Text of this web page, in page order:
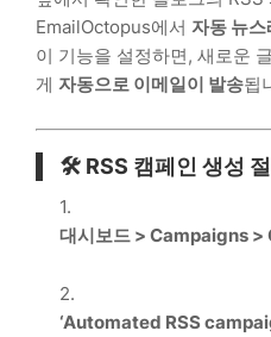
EmailOctopus에서 자동 뉴
이 기능을 설정하면, 새로운
게 자동으로 이메일이 발송됩
🛠️ RSS 캠페인 생성
대시보드 > Campaigns
‘Automated RSS